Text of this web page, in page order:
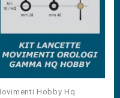
Hobby Hq